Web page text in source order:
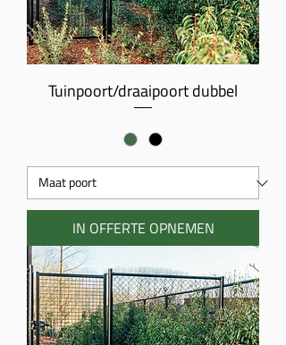
Tuinpoort/draaipoort dubbel
IN OFFERTE OPNEMEN